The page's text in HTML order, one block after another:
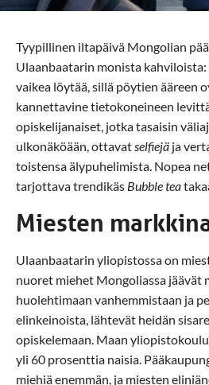
Tyypillinen iltapäivä Mongolian
Ulaanbaatarin monista
vaikea löytää, sillä pöytien ääreen
kannettavine tietokoneineen
opiskelijanaiset, jotka tasaisin
ulkonäköään, ottavatselfiejä ja
toistensa älypuhelimista. Nopea
tarjottava trendikäs Bubble tea
Miesten
Ulaanbaatarin yliopistossa on
nuoret miehet Mongoliassa jäävät
huolehtimaan vanhemmistaan ja
elinkeinoista, lähtevät heidän
opiskelemaan. Maan
yli 60 prosenttia naisia.
miehiä enemmän, ja miesten